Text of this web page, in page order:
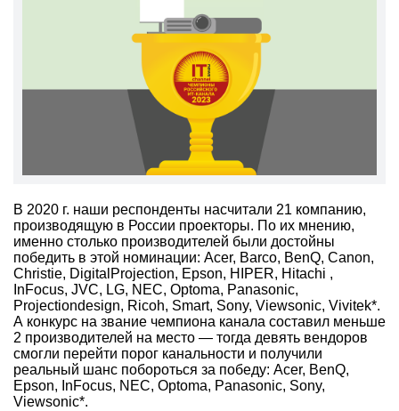
В 2020 г. наши респонденты насчитали 21 компанию,
производящую в России проекторы. По их мнению,
именно столько производителей были достойны
победить в этой номинации: Acer, Barco, BenQ, Canon,
Christie, DigitalProjection, Epson, HIPER, Hitachi ,
InFocus, JVC, LG, NEC, Optoma, Panasonic,
Projectiondesign, Ricoh, Smart, Sony, Viewsonic, Vivitek*.
А конкурс на звание чемпиона канала составил меньше
2 производителей на место — тогда девять вендоров
смогли перейти порог канальности и получили
реальный шанс побороться за победу: Acer, BenQ,
Epson, InFocus, NEC, Optoma, Panasonic, Sony,
Viewsonic*.